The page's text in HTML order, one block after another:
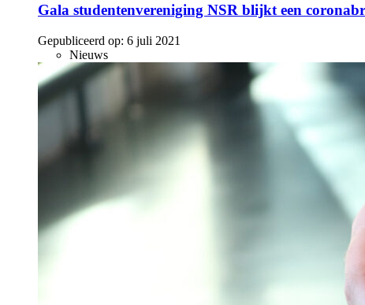
Gala studentenvereniging NSR blijkt een
Gepubliceerd op: 6 juli 2021
Nieuws